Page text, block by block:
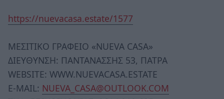
https://nuevacasa.estate/1577
ΜΕΣΙΤΙΚΟ ΓΡΑΦΕΙΟ «NUEVA CASA»
ΔΙΕΥΘΥΝΣΗ: ΠΑΝΤΑΝΑΣΣΗΣ 53, ΠΑΤΡΑ
WEBSITE: WWW.NUEVACASA.ESTATE
E-MAIL: NUEVA_CASA@OUTLOOK.COM